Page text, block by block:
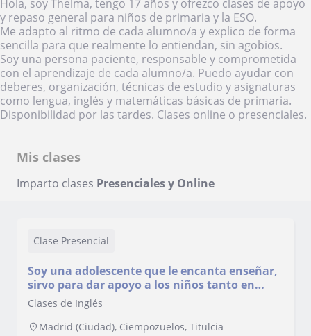
Hola, soy Thelma, tengo 17 años y ofrezco clases de apoyo
y repaso general para niños de primaria y la ESO.
Me adapto al ritmo de cada alumno/a y explico de forma
sencilla para que realmente lo entiendan, sin agobios.
Soy una persona paciente, responsable y comprometida
con el aprendizaje de cada alumno/a. Puedo ayudar con
deberes, organización, técnicas de estudio y asignaturas
como lengua, inglés y matemáticas básicas de primaria.
Disponibilidad por las tardes. Clases online o presenciales.
Mis clases
Imparto clases Presenciales y Online
Clase Presencial
Soy una adolescente que le encanta enseñar,
sirvo para dar apoyo a los niños tanto en
inglés como en lengua y matemáticas
Clases de Inglés
Madrid (Ciudad), Ciempozuelos, Titulcia